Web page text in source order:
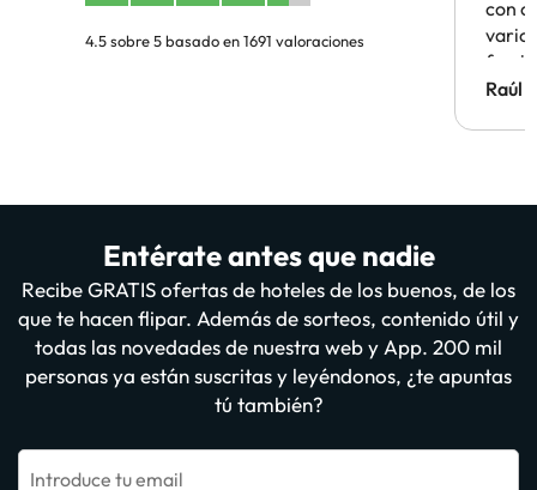
4.5 sobre 5 basado en 1691 valoraciones
con
Hotel
Raúl
Entérate antes que nadie
Recibe GRATIS ofertas de hoteles de los buenos, de los
que te hacen flipar. Además de sorteos, contenido útil y
todas las novedades de nuestra web y App. 200 mil
personas ya están suscritas y leyéndonos, ¿te apuntas
tú también?
Introduce tu email